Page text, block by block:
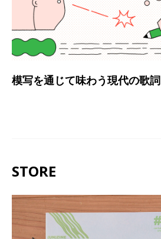
模写を通じて味わう現代の歌詞
STORE